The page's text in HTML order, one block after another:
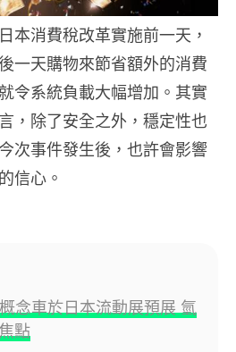
本消費稅改革實施前一天，
一天購物來節省額外的消費
令系統負載大幅增加。其實
，除了安全之外，穩定性也
次事件發生後，也許會影響
信心。
念車於日本流動展預展 氫
點